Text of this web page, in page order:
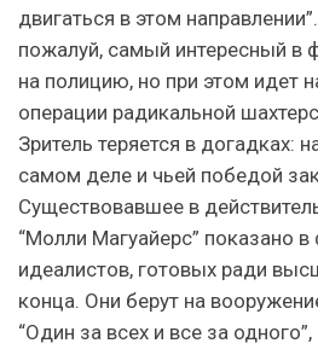
двигаться в этом
пожалуй, самый интересный в
на полицию, но при этом идет
операции радикальной
Зритель теряется в догадках:
самом деле и чьей победой
Существовавшее в
“Молли Магуайерс” показано в
идеалистов, готовых ради
конца. Они берут на
“Один за всех и все за